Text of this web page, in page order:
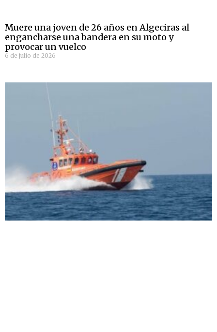
Muere una joven de 26 años en Algeciras al
engancharse una bandera en su moto y
provocar un vuelco
6 de julio de 2026